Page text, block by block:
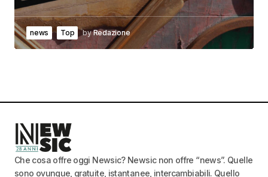
news Top byRedazione
Che cosa offre oggi Newsic? Newsic non offre “news”. Quelle
sono ovunque, gratuite, istantanee, intercambiabili. Quello